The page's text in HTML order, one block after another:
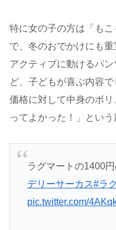
特に女の子の方は「も
で、冬のおでかけにも
アクティブに動けるパ
ど、子どもが喜ぶ内容で
価格に対して中身のボ
ってよかった！」という
ラグマートの1400
デリーサーカス#ラ
pic.twitter.com/